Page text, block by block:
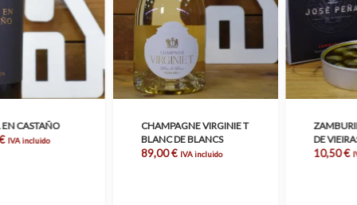
CASTAÑO
IVA incluido
CHAMPAGNE VIRGINIE T
BLANC DE BLANCS
89,00€ IVA incluido
DE
10,50€